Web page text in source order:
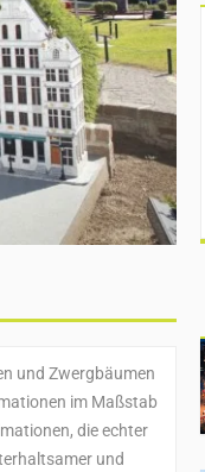
und Zwergbäumen
im Maßstab
die echter
und